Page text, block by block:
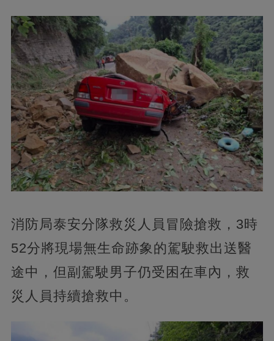
消防局泰安分隊救災人員冒險搶救，3時
52分將現場無生命跡象的駕駛救出送醫
途中，但副駕駛男子仍受困在車內，救
災人員持續搶救中。